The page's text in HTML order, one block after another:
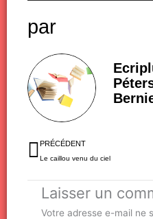
par
Précédent
PRÉCÉDENT
Le caillou venu du ciel
Laisser un
Votre adresse e-mail ne